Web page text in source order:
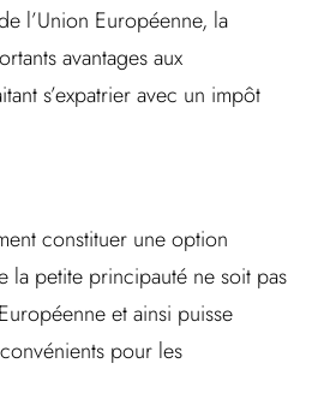
l’Union Européenne, la
avantages aux
s’expatrier avec un impôt
constituer une option
la petite principauté ne soit pas
et ainsi puisse
pour les